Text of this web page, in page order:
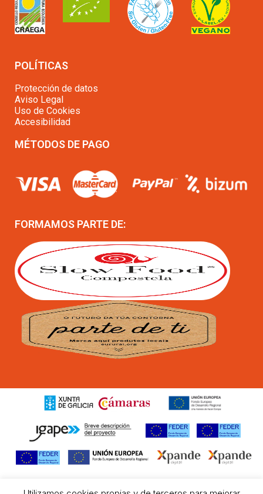
POLÍTICAS
Protección de datos
Aviso Legal
Uso de Cookies
Accesibilidad
MÉTODOS DE PAGO
FORMAMOS PARTE DE: